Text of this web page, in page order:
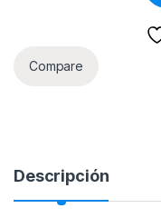
Compare
Descripción